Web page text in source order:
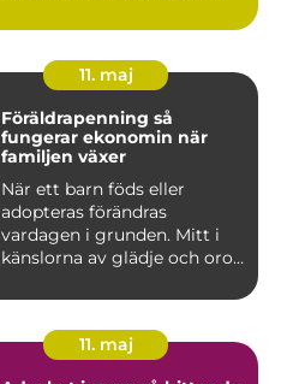
11. maj
Föräldrapenning så
fungerar ekonomin när
familjen växer
När ett barn föds eller
adopteras förändras
vardagen i grunden. Mitt i
känslorna av glädje och oro
11. maj